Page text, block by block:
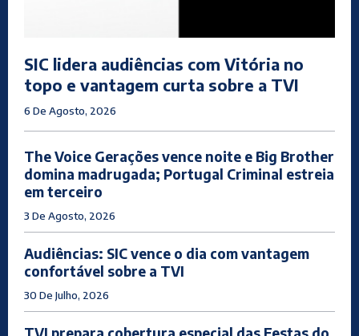
SIC lidera audiências com Vitória no
topo e vantagem curta sobre a TVI
6 De Agosto, 2026
The Voice Gerações vence noite e Big Brother
domina madrugada; Portugal Criminal estreia
em terceiro
3 De Agosto, 2026
Audiências: SIC vence o dia com vantagem
confortável sobre a TVI
30 De Julho, 2026